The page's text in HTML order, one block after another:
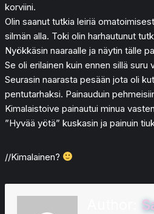
korviini.
Olin saanut tutkia leiriä
silmän alla. Toki olin harhautunut
Nyökkäsin naaraalle ja näytin tälle
Se oli erilainen kuin ennen sillä suru
Seurasin naarasta pesään jota oli
pentutarhaksi. Painauduin
Kimalaistoive painautui minua
”Hyvää yötä” kuskasin ja painuin
//Kimalainen?